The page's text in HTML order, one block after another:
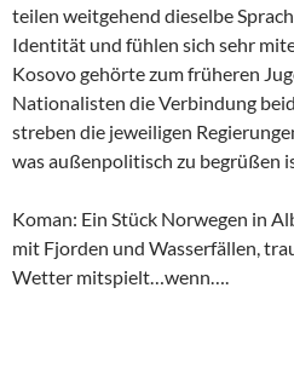
teilen weitgehend dieselbe
Identität und fühlen sich sehr
Kosovo gehörte zum früheren
Nationalisten die Verbindung
streben die jeweiligen
was außenpolitisch zu begrüßen
Koman: Ein Stück Norwegen in
mit Fjorden und Wasserfällen,
Wetter mitspielt…wenn….